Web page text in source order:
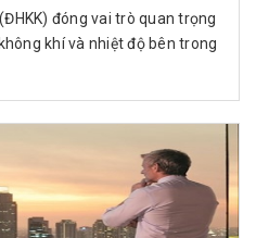
đóng vai trò quan trọng
khí và nhiệt độ bên trong